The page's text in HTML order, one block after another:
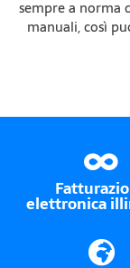
sempre a norma
manuali, così
elettronica